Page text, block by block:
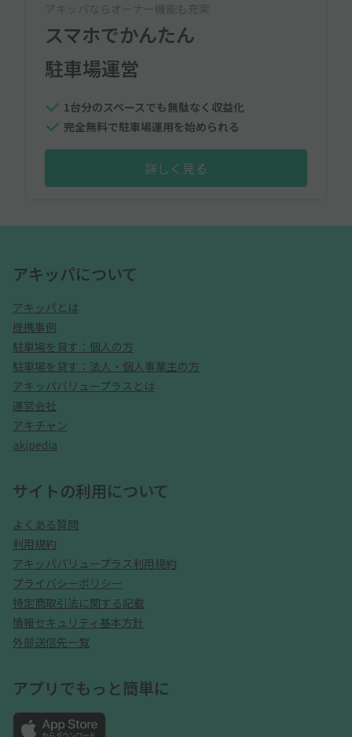
アキッパならオーナー機能も充実
スマホでかんたん
駐車場運営
1台分のスペースでも無駄なく収益化
完全無料で駐車場運用を始められる
詳しく見る
アキッパについて
アキッパとは
提携事例
駐車場を貸す：個人の方
駐車場を貸す：法人・個人事業主の方
アキッパバリュープラスとは
運営会社
アキチャン
akipedia
サイトの利用について
よくある質問
利用規約
アキッパバリュープラス利用規約
プライバシーポリシー
特定商取引法に関する記載
情報セキュリティ基本方針
外部送信先一覧
アプリでもっと簡単に